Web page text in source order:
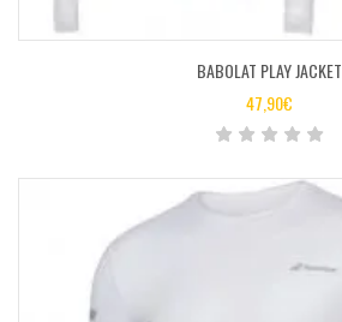
BABOLAT PLAY JACKET
47,90€